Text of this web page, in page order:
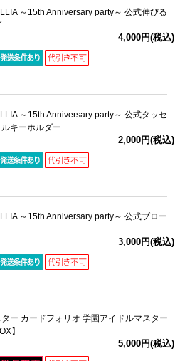
～15th Anniversary party～ 公式伸びる
4,000円(税込)
～15th Anniversary party～ 公式タッセ
キーホルダー
2,000円(税込)
～15th Anniversary party～ 公式ブロー
3,000円(税込)
ー カードフォリオ 学園アイドルマスター
】
5,000円(税込)